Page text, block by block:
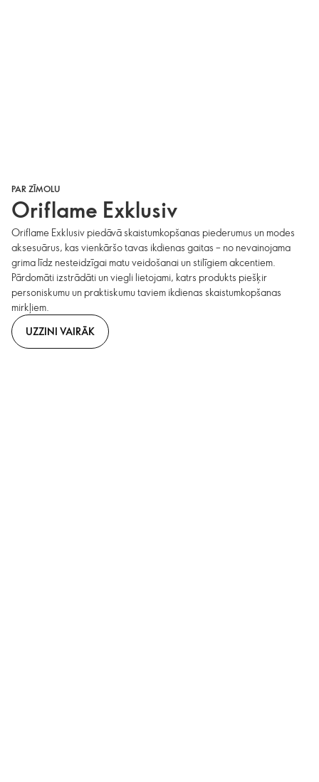
PAR ZĪMOLU
Oriflame Exklusiv
Oriflame Exklusiv piedāvā skaistumkopšanas piederumus un modes
aksesuārus, kas vienkāršo tavas ikdienas gaitas – no nevainojama
grima līdz nesteidzīgai matu veidošanai un stilīgiem akcentiem.
Pārdomāti izstrādāti un viegli lietojami, katrs produkts piešķir
personiskumu un praktiskumu taviem ikdienas skaistumkopšanas
mirkļiem.
UZZINI VAIRĀK